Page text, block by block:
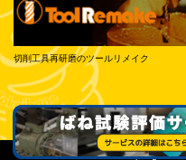
切削工具再研磨のツールリメイク
© Tokai Spring